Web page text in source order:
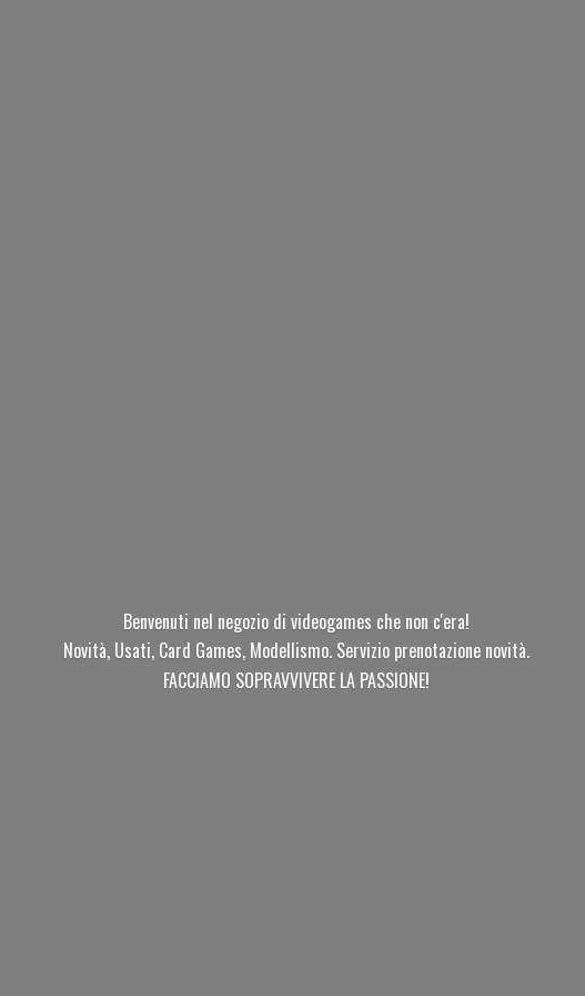
Benvenuti nel negozio di videogames che non c'era!
Novità, Usati, Card Games, Modellismo. Servizio prenotazione novità.
FACCIAMO SOPRAVVIVERE LA PASSIONE!